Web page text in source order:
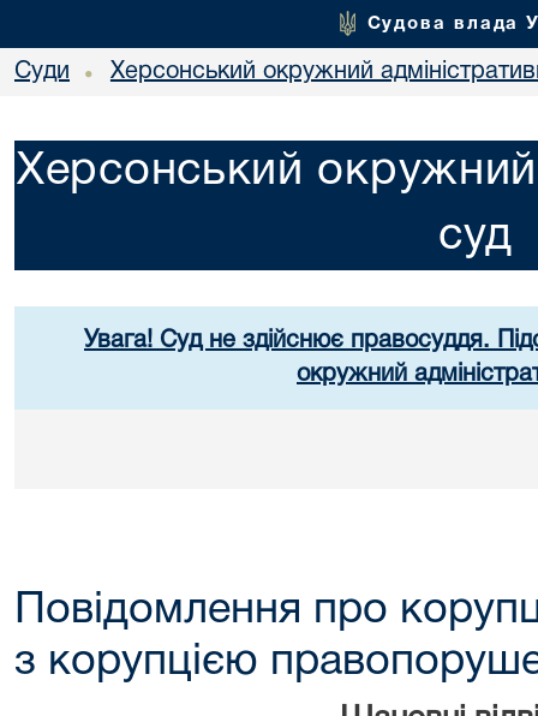
Судова влада
Суди • Херсонський окружний
Херсонський окружний
суд
Увага! Суд не здійснює правосуддя.
окружний
Повідомлення про
з корупцією